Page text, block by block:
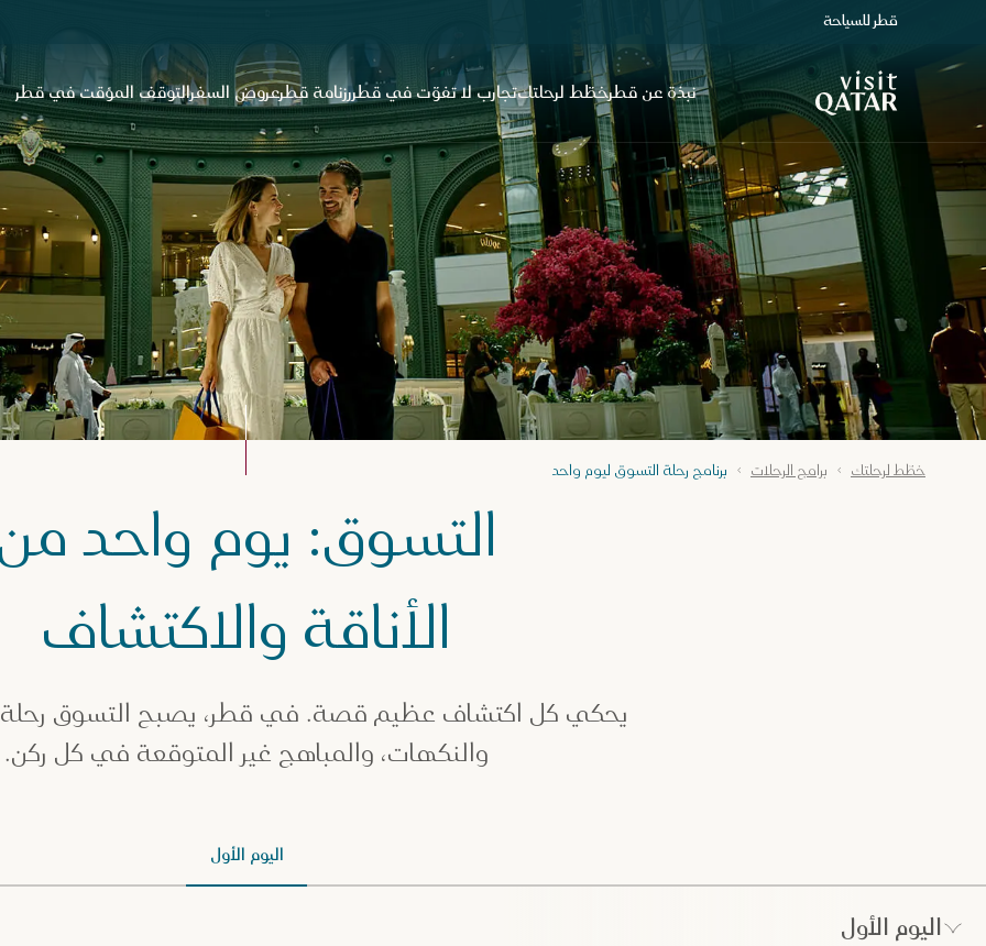
الصفحة الرئيسية لموقع VisitQatar
قطر للسياحة
نبذة عن قطرخطّط لرحلتكتجارب لا تفوّت في قطررزنامة قطرعروض السفرالتوقف المؤقت في قطر
خطّط لرحلتك برامج الرحلات برنامج رحلة التسوق ليوم واحد
التسوق: يوم واحد
الأناقة والاكتشاف
يحكي كل اكتشاف عظيم قصة. في قطر، يصبح التسوق رحلة
والنكهات، والمباهج غير المتوقعة في كل ركن.
اليوم الأول
اليوم الأول